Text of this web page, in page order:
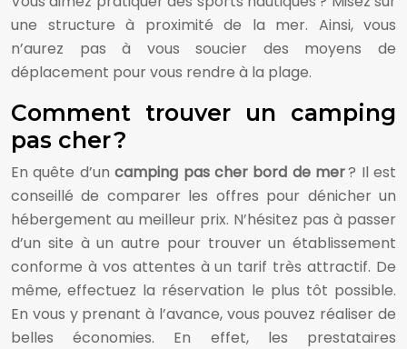
une structure à proximité de la mer. Ainsi, vous
n’aurez pas à vous soucier des moyens de
déplacement pour vous rendre à la plage.
Comment trouver un camping
pas cher ?
En quête d’uncamping pas cher bord de mer? Il est
conseillé de comparer les offres pour dénicher un
hébergement au meilleur prix. N’hésitez pas à passer
d’un site à un autre pour trouver un établissement
conforme à vos attentes à un tarif très attractif. De
même, effectuez la réservation le plus tôt possible.
En vous y prenant à l’avance, vous pouvez réaliser de
belles économies. En effet, les prestataires